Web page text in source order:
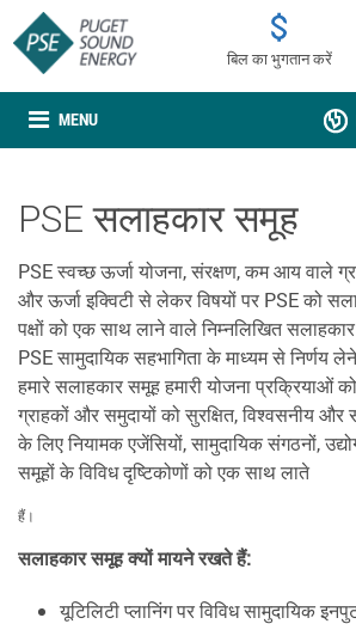
MENU
बिल का भुगतान करें
PSE सलाहकार समूह
PSE स्वच्छ ऊर्जा योजना, संरक्षण, कम आय वाले
और ऊर्जा इक्विटी से लेकर विषयों पर PSE को
पक्षों को एक साथ लाने वाले निम्नलिखित
PSE सामुदायिक सहभागिता के माध्यम से निर्णय
हमारे सलाहकार समूह हमारी योजना प्रक्रियाओं
ग्राहकों और समुदायों को सुरक्षित, विश्वसनीय और
के लिए नियामक एजेंसियों, सामुदायिक संगठनों,
समूहों के विविध दृष्टिकोणों को एक साथ लाते
हैं।
सलाहकार समूह क्यों मायने रखते हैं:
यूटिलिटी प्लानिंग पर विविध सामुदायिक